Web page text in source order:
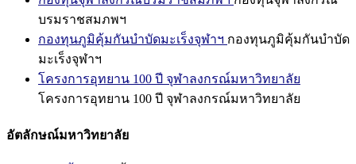
บรมราชสมภพฯ
กองทุนภูมิคุ้มกันบำบัดมะเร็งจุฬาฯ กองทุนภูมิคุ้มกันบำบัด
มะเร็งจุฬาฯ
โครงการอุทยาน 100 ปี จุฬาลงกรณ์มหาวิทยาลัย
โครงการอุทยาน 100 ปี จุฬาลงกรณ์มหาวิทยาลัย
อัตลักษณ์มหาวิทยาลัย